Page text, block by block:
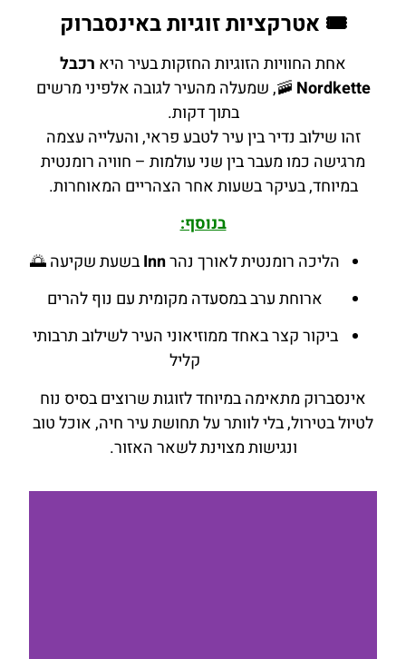
🎟️ אטרקציות זוגיות באינסברוק
אחת החוויות הזוגיות החזקות בעיר היא רכבל
Nordkette 🚠, שמעלה מהעיר לגובה אלפיני מרשים
בתוך דקות.
זהו שילוב נדיר בין עיר לטבע פראי, והעלייה עצמה
מרגישה כמו מעבר בין שני עולמות – חוויה רומנטית
במיוחד, בעיקר בשעות אחר הצהריים המאוחרות.
בנוסף:
הליכה רומנטית לאורך נהרInnבשעת שקיעה 🌅
ארוחת ערב במסעדה מקומית עם נוף להרים
ביקור קצר באחד ממוזיאוני העיר לשילוב תרבותי
קליל
אינסברוק מתאימה במיוחד לזוגות שרוצים בסיס נוח
לטיול בטירול, בלי לוותר על תחושת עיר חיה, אוכל טוב
ונגישות מצוינת לשאר האזור.